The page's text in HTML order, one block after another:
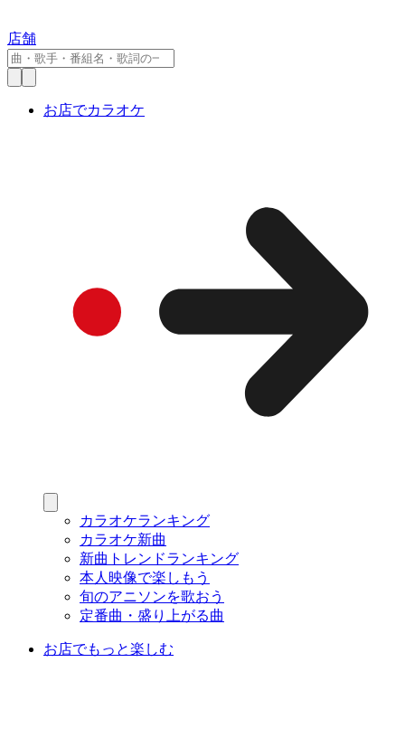
店舗
お店でカラオケ
カラオケランキング
カラオケ新曲
新曲トレンドランキング
本人映像で楽しもう
旬のアニソンを歌おう
定番曲・盛り上がる曲
お店でもっと楽しむ